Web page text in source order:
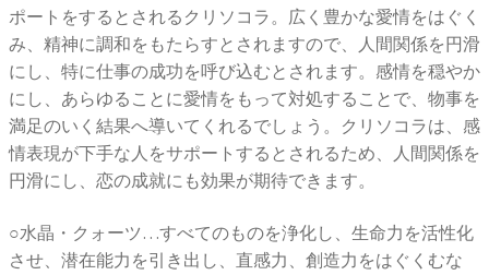
ポートをするとされるクリソコラ。広く豊かな愛情をはぐく
み、精神に調和をもたらすとされますので、人間関係を円滑
にし、特に仕事の成功を呼び込むとされます。感情を穏やか
にし、あらゆることに愛情をもって対処することで、物事を
満足のいく結果へ導いてくれるでしょう。クリソコラは、感
情表現が下手な人をサポートするとされるため、人間関係を
円滑にし、恋の成就にも効果が期待できます。
○水晶・クォーツ…すべてのものを浄化し、生命力を活性化
させ、潜在能力を引き出し、直感力、創造力をはぐくむな